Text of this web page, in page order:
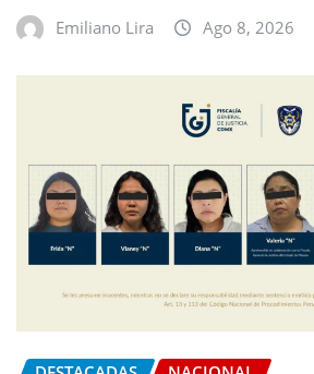
Emiliano Lira Ago 8, 2026